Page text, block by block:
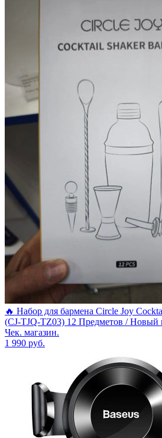
🔥 Набор для бармена Circle Joy
(CJ-TJQ-TZ03) 12 Предметов / Новый
Чек. магазин.
1 990 руб.